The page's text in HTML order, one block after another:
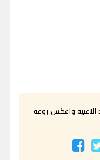
واعكس روعة